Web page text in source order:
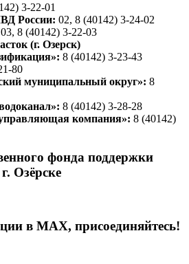
3-22-01
России: 02, 8 (40142) 3-24-02
03, 8 (40142) 3-22-03
(г. Озерск)
8 (40142) 3-23-43
80
муниципальный округ»: 8
8 (40142) 3-28-28
компания»: 8 (40142)
фонда поддержки
Озёрске
в МАХ, присоединяйтесь!